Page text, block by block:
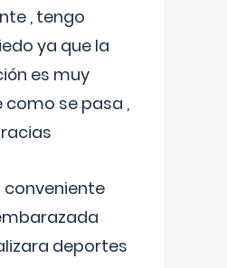
, tengo
ya que la
es muy
como se pasa ,
conveniente
deportes